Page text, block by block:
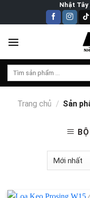
Nhật Tây
Tìm
Trang chủ / Sản